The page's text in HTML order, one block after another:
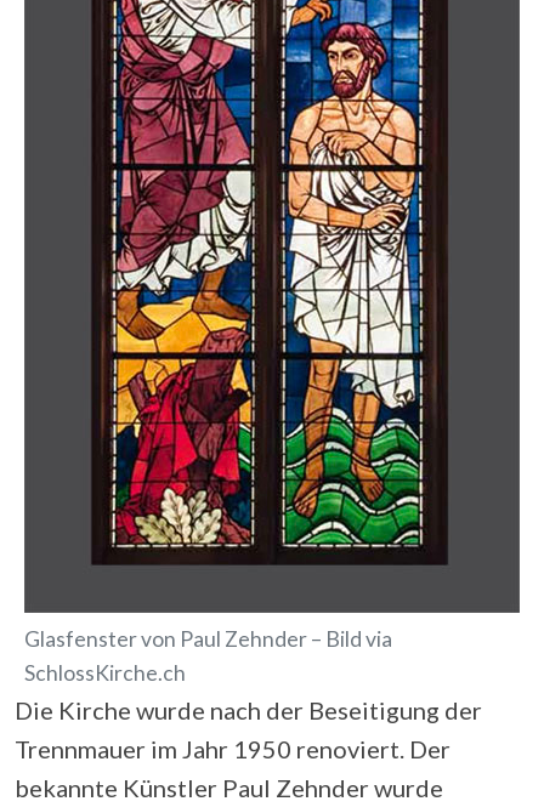
Glasfenster von Paul Zehnder – Bild via
SchlossKirche.ch
Die Kirche wurde nach der Beseitigung der
Trennmauer im Jahr 1950 renoviert. Der
bekannte Künstler Paul Zehnder wurde